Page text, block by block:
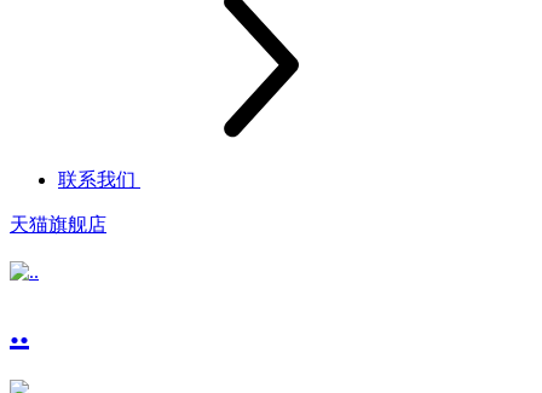
联系我们
天猫旗舰店
..